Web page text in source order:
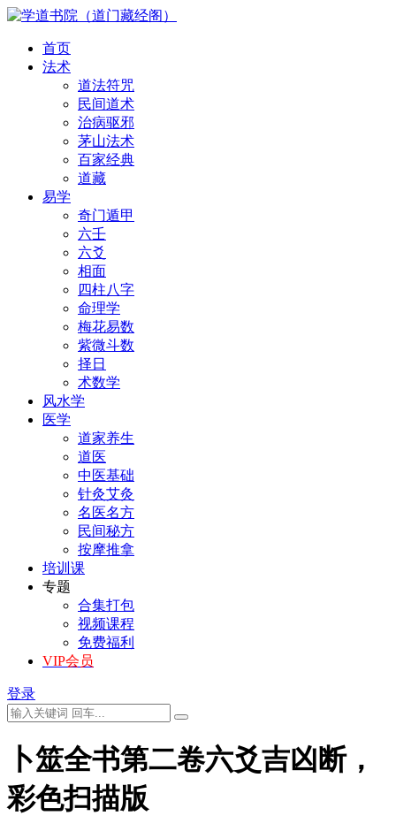
首页
法术
道法符咒
民间道术
治病驱邪
茅山法术
百家经典
道藏
易学
奇门遁甲
六壬
六爻
相面
四柱八字
命理学
梅花易数
紫微斗数
择日
术数学
风水学
医学
道家养生
道医
中医基础
针灸艾灸
名医名方
民间秘方
按摩推拿
培训课
专题
合集打包
视频课程
免费福利
VIP会员
登录
卜筮全书第二卷六爻吉凶断，
彩色扫描版